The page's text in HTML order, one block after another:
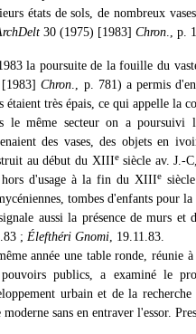
états de sols, de nombreux
30 (1975) [1983] Chron., p.
la poursuite de la fouille du
[1983]Chron., p. 781) a permis
étaient très épais, ce qui appelle la
le même secteur on a poursuivi
des vases, des objets en
au début du XIIIesiècle av. J.-
d'usage à la fin du XIIIe
tombes d'enfants pour
aussi la présence de murs et
; Élefthéri Gnomi, 19.11.83.
année une table ronde, réunie
pouvoirs publics, a examiné le
urbain et de la
sans en entraver l'essor.